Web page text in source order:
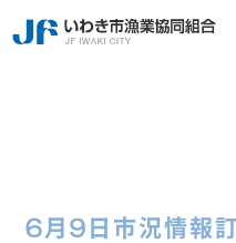
6月9日市況情報